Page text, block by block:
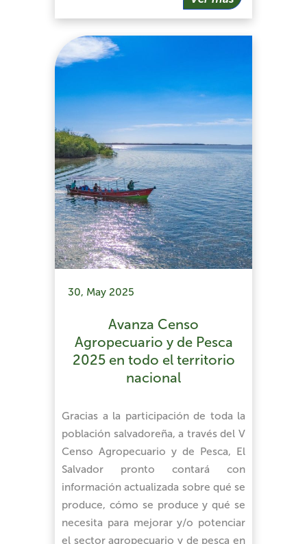
30, May 2025
Avanza Censo
Agropecuario y de Pesca
2025 en todo el territorio
nacional
Gracias a la participación de toda la
población salvadoreña, a través del V
Censo Agropecuario y de Pesca, El
Salvador pronto contará con
información actualizada sobre qué se
produce, cómo se produce y qué se
necesita para mejorar y/o potenciar
el sector agropecuario y de pesca en